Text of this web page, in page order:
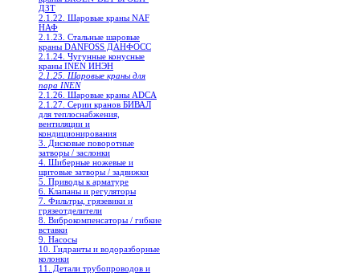
ДЗТ
2.1.22. Шаровые краны NAF
НАФ
2.1.23. Стальные шаровые
краны DANFOSS ДАНФОСС
2.1.24. Чугунные конусные
краны INEN ИНЭН
2.1.25. Шаровые краны для
пара INEN
2.1.26. Шаровые краны ADCA
2.1.27. Серии кранов БИВАЛ
для теплоснабжения,
вентиляции и
кондиционирования
3. Дисковые поворотные
затворы / заслонки
4. Шиберные ножевые и
щитовые затворы / задвижки
5. Приводы к арматуре
6. Клапаны и регуляторы
7. Фильтры, грязевики и
грязеотделители
8. Виброкомпенсаторы / гибкие
вставки
9. Насосы
10. Гидранты и водоразборные
колонки
11. Детали трубопроводов и